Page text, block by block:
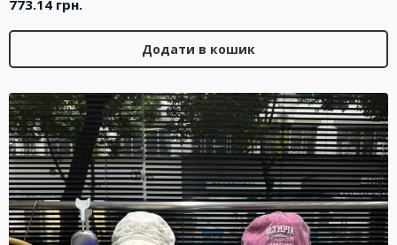
773.14 грн.
Додати в кошик